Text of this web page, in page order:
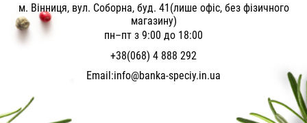
м. Вінниця, вул. Соборна, буд. 41(лише офіс, без фізичного
магазину)
пн–пт з 9:00 до 18:00
+38(068) 4 888 292
Email:info@banka-speciy.in.ua